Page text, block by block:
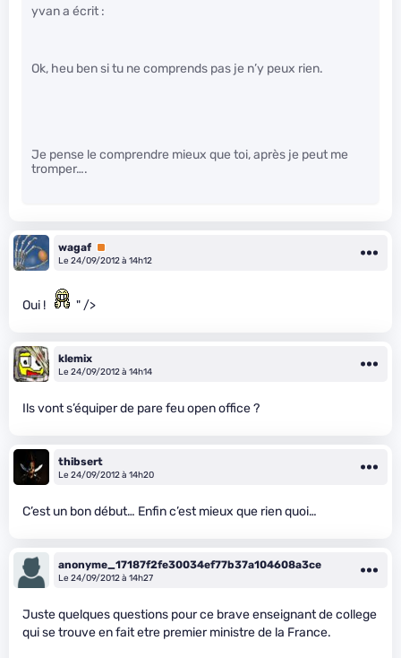
yvan a écrit :
Ok, heu ben si tu ne comprends pas je n’y peux rien.
Je pense le comprendre mieux que toi, après je peut me
tromper….
wagaf Premium
Le 24/09/2012 à 14h12
Oui ! " />
klemix
Le 24/09/2012 à 14h14
Ils vont s’équiper de pare feu open office ?
thibsert
Le 24/09/2012 à 14h20
C’est un bon début… Enfin c’est mieux que rien quoi…
anonyme_17187f2fe30034ef77b37a104608a3ce
Le 24/09/2012 à 14h27
Juste quelques questions pour ce brave enseignant de college
qui se trouve en fait etre premier ministre de la France.